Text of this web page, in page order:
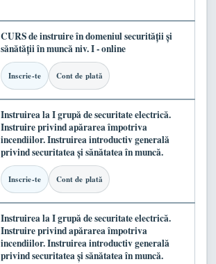
CURS de instruire în domeniul securității și
sănătății în muncă niv. I - online
Inscrie-te Cont de plată
Instruirea la I grupă de securitate electrică.
Instruire privind apărarea împotriva
incendiilor. Instruirea introductiv generală
privind securitatea și sănătatea în muncă.
Inscrie-te Cont de plată
Instruirea la I grupă de securitate electrică.
Instruire privind apărarea împotriva
incendiilor. Instruirea introductiv generală
privind securitatea și sănătatea în muncă.